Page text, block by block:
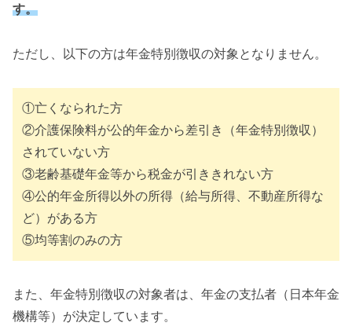
す。
ただし、以下の方は年金特別徴収の対象となりません。
①亡くなられた方
②介護保険料が公的年金から差引き（年金特別徴収）
されていない方
③老齢基礎年金等から税金が引ききれない方
④公的年金所得以外の所得（給与所得、不動産所得な
ど）がある方
⑤均等割のみの方
また、年金特別徴収の対象者は、年金の支払者（日本年金
機構等）が決定しています。